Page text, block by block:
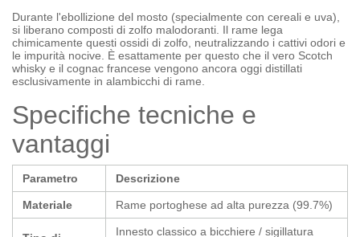
Durante l'ebollizione del mosto (specialmente con cereali e uva),
si liberano composti di zolfo malodoranti. Il rame lega
chimicamente questi ossidi di zolfo, neutralizzando i cattivi odori e
le impurità nocive. È esattamente per questo che il vero Scotch
whisky e il cognac francese vengono ancora oggi distillati
esclusivamente in alambicchi di rame.
Specifiche tecniche e
vantaggi
Parametro Descrizione
Materiale Rame portoghese ad alta purezza (99.7%)
Innesto classico a bicchiere / sigillatura